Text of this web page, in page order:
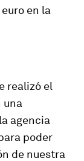
en la
realizó el
una
agencia
poder
de nuestra